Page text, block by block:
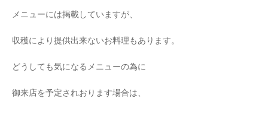
メニューには掲載していますが、
収穫により提供出来ないお料理もあります。
どうしても気になるメニューの為に
御来店を予定されおります場合は、